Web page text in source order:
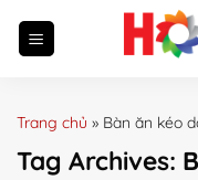
Trang chủ » Bàn ăn kéo
Tag Archives: